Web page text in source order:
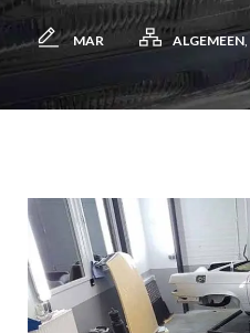
MAR ALGEMEEN,